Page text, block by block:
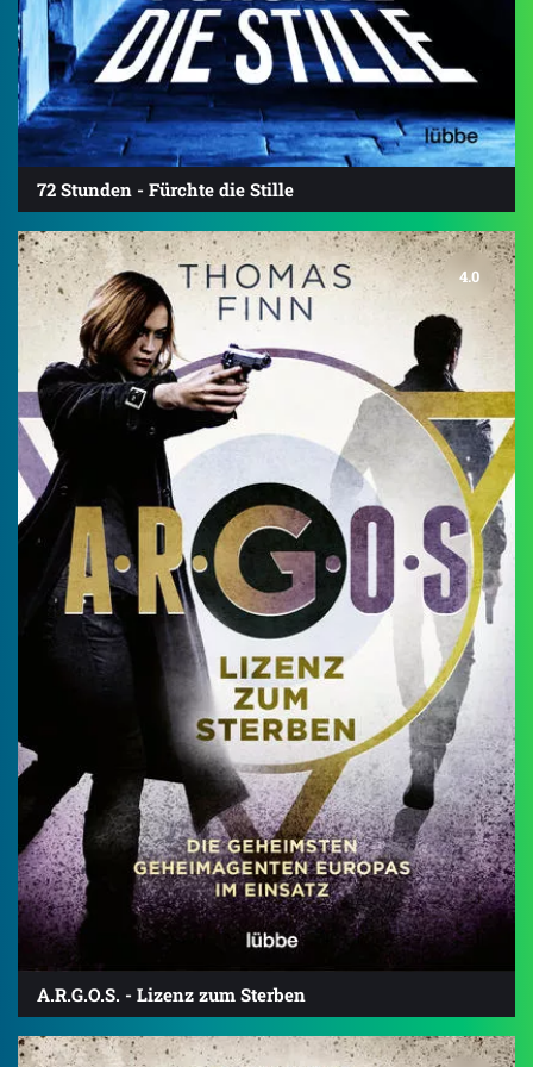
72 Stunden - Fürchte die Stille
4.0
A.R.G.O.S. - Lizenz zum Sterben